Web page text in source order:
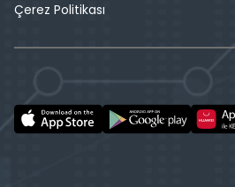
Çerez Politikası